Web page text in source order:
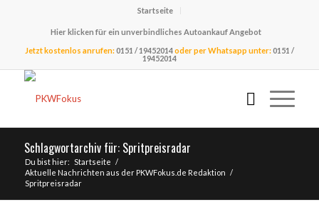
Startseite
Hier klicken für ein unverbindliches Autoankauf Angebot
Jetzt kostenlos anrufen:0151 / 19452014oder per Whatsapp unter:0151 /
19452014
Schlagwortarchiv für: Spritpreisradar
Du bist hier: Startseite /
Aktuelle Nachrichten aus der PKWFokus.de Redaktion /
Spritpreisradar